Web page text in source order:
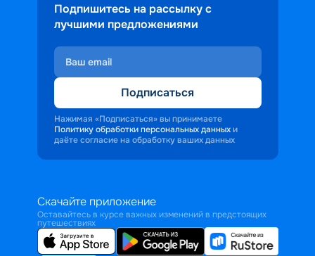
Подпишитесь на рассылку с
лучшими предложениями
Подписаться
Нажимая «Подписаться» вы принимаете
Политику обработки персональных данных и
даёте согласие на обработку ваших данных
Скачайте приложение
Оставайтесь в курсе важных изменений в предстоящих
путешествиях